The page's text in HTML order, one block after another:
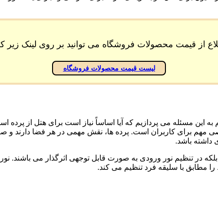
از قیمت محصولات فروشگاه می توانید بر روی لینک زیر
لیست قیمت محصولات فروشگاه
به این مسئله می پردازیم که آیا اساساً نیاز است برای هتل از پرده
برای کاربران است. پرده ها، نقش مهمی در هر فضا دارند و
داشته باشد.
در تنظیم نور ورودی به صورت قابل توجهی اثرگذار می باشند.
مطابق با سلیقه فرد تنظیم می کند.